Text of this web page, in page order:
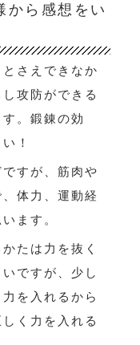
から感想をい
さえできなか
攻防ができる
。鍛錬の効
！
すが、筋肉や
体力、運動経
ます。
たは力を抜く
ですが、少し
を入れるから
く力を入れる